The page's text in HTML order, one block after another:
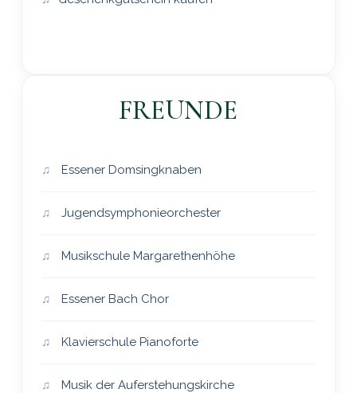
FREUNDE
Essener Domsingknaben
Jugendsymphonieorchester
Musikschule Margarethenhöhe
Essener Bach Chor
Klavierschule Pianoforte
Musik der Auferstehungskirche